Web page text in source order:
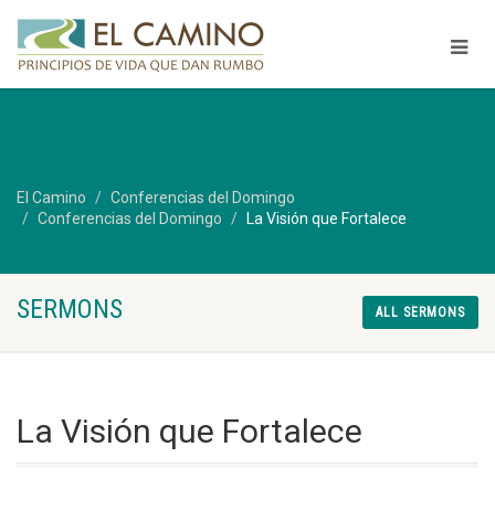
El Camino
Conferencias del Domingo
Conferencias del Domingo
La Visión que Fortalece
SERMONS ALL SERMONS
La Visión que Fortalece